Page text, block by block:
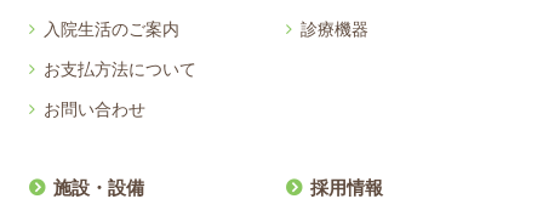
入院生活のご案内
お支払方法について
お問い合わせ
診療機器
施設・設備 採用情報